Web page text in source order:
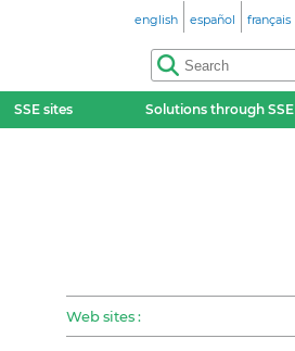
english español français
SSE sites Solutions through SSE
Web sites :